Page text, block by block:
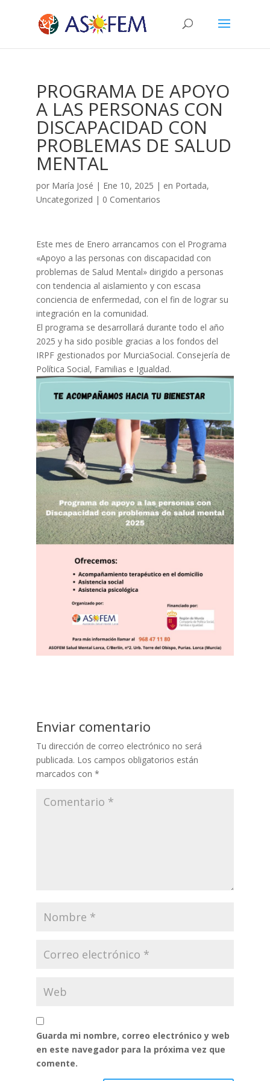
PROGRAMA DE APOYO
A LAS PERSONAS CON
DISCAPACIDAD CON
PROBLEMAS DE SALUD
MENTAL
por María José | Ene 10, 2025 | en Portada,
Uncategorized | 0 Comentarios
Este mes de Enero arrancamos con el Programa
«Apoyo a las personas con discapacidad con
problemas de Salud Mental» dirigido a personas
con tendencia al aislamiento y con escasa
conciencia de enfermedad, con el fin de lograr su
integración en la comunidad.
El programa se desarrollará durante todo el año
2025 y ha sido posible gracias a los fondos del
IRPF gestionados por MurciaSocial. Consejería de
Política Social, Familias e Igualdad.
Enviar comentario
Tu dirección de correo electrónico no será
publicada. Los campos obligatorios están
marcados con *
Guarda mi nombre, correo electrónico y web
en este navegador para la próxima vez que
comente.